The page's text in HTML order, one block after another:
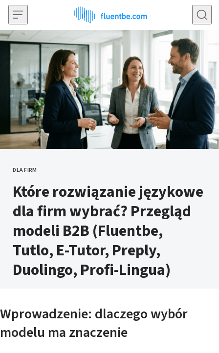
Przejdź do treści
KATEGORIE
DLA FIRM
Które rozwiązanie językowe
dla firm wybrać? Przegląd
modeli B2B (Fluentbe,
Tutlo, E-Tutor, Preply,
Duolingo, Profi-Lingua)
Wprowadzenie: dlaczego wybór
modelu ma znaczenie